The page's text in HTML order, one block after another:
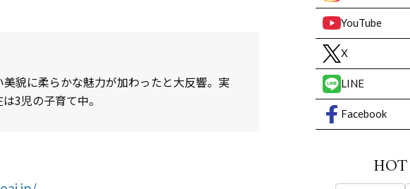
貌に柔らかな魅力が加わったと大反響。実
3児の子育て中。
YouTube
X
LINE
Facebook